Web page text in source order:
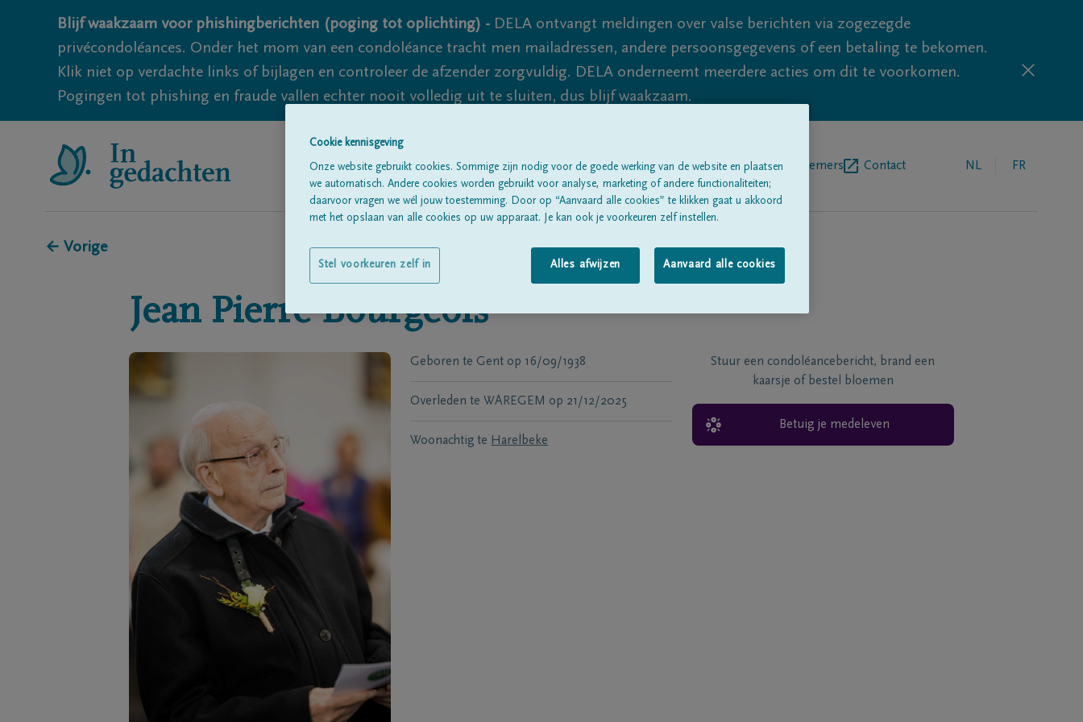
Blijf waakzaam voor phishingberichten (poging tot oplichting) - DELA ontvangt meldingen over valse berichten via zogezegde
privécondoléances. Onder het mom van een condoléance tracht men mailadressen, andere persoonsgegevens of een betaling te bekomen.
Klik niet op verdachte links of bijlagen en controleer de afzender zorgvuldig. DELA onderneemt meerdere acties om dit te voorkomen.
Pogingen tot phishing en fraude vallen echter nooit volledig uit te sluiten, dus blijf waakzaam.
Alle rouwberichtenOver onsBegrafenisondernemers Contact NL FR
← Vorige
Jean Pierre Bourgeois
Geboren te Gent op 16/09/1938
Overleden te WAREGEM op 21/12/2025
Woonachtig te Harelbeke
Stuur een condoléancebericht, brand een
kaarsje of bestel bloemen
Betuig je medeleven
Cookie kennisgeving
Onze website gebruikt cookies. Sommige zijn nodig voor de goede werking van de website en plaatsen
we automatisch. Andere cookies worden gebruikt voor analyse, marketing of andere functionaliteiten;
daarvoor vragen we wél jouw toestemming. Door op “Aanvaard alle cookies” te klikken gaat u akkoord
met het opslaan van alle cookies op uw apparaat. Je kan ook je voorkeuren zelf instellen.
Alles afwijzen Aanvaard alle cookies
Stel voorkeuren zelf in